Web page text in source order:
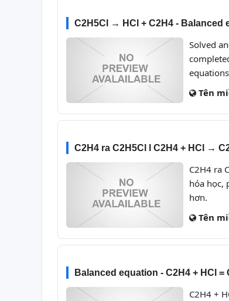
C2H5Cl → HCl + C2H4 - Balanced
Solved
Tên
C2H4 ra C2H5Cl l C2H4 + HCl →
C2H4 ra
hóa học,
hơn.
Tên
Balanced equation - C2H4 + HCl =
C2H4 +